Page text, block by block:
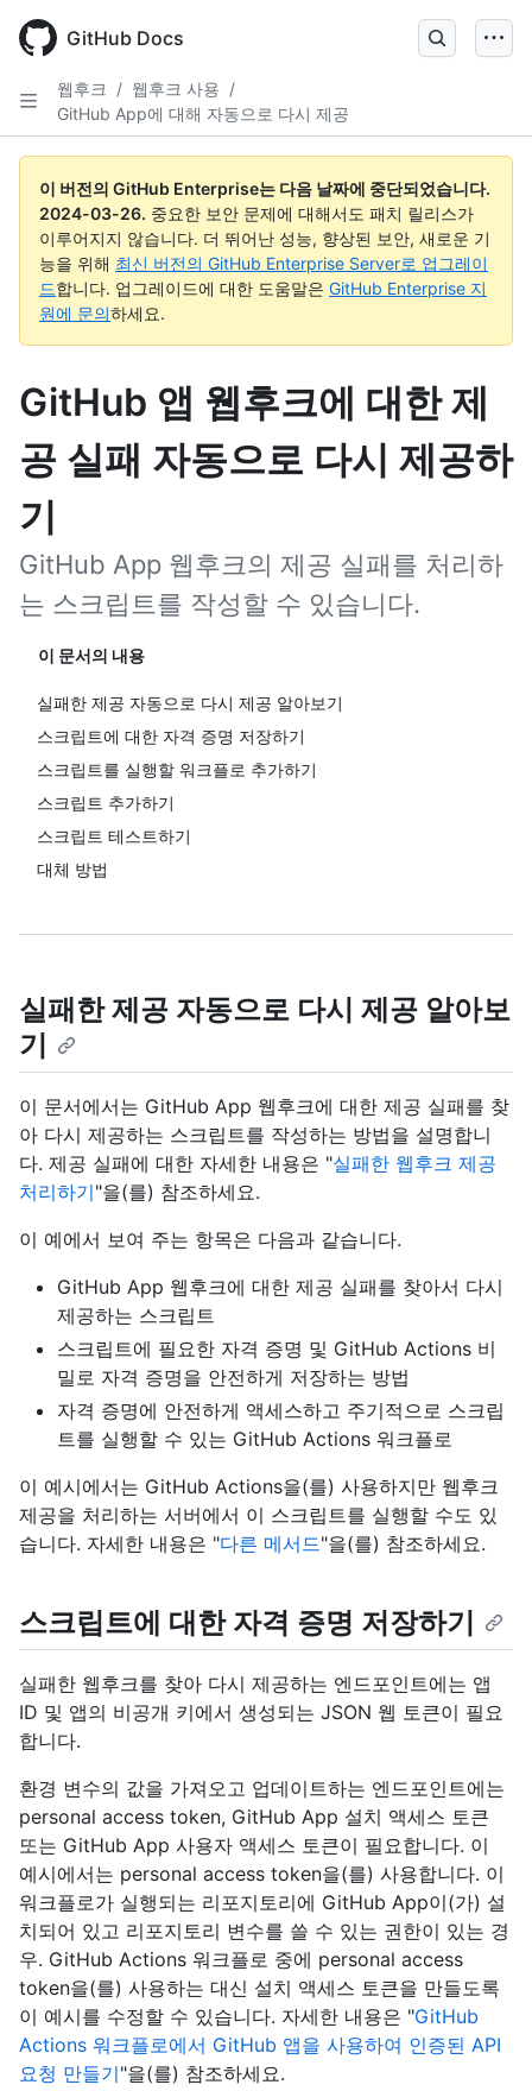
main
GitHub Docs
웹후크 / 웹후크 사용 /
GitHub App에 대해 자동으로 다시 제공
이 버전의 GitHub Enterprise는 다음 날짜에 중단되었습니다.
2024-03-26. 중요한 보안 문제에 대해서도 패치 릴리스가
이루어지지 않습니다. 더 뛰어난 성능, 향상된 보안, 새로운 기
능을 위해 최신 버전의 GitHub Enterprise Server로 업그레이
드합니다. 업그레이드에 대한 도움말은 GitHub Enterprise 지
원에 문의하세요.
GitHub 앱 웹후크에 대한 제
공 실패 자동으로 다시 제공하
기
GitHub App 웹후크의 제공 실패를 처리하
는 스크립트를 작성할 수 있습니다.
이 문서의 내용
실패한 제공 자동으로 다시 제공 알아보기
스크립트에 대한 자격 증명 저장하기
스크립트를 실행할 워크플로 추가하기
스크립트 추가하기
스크립트 테스트하기
대체 방법
실패한 제공 자동으로 다시 제공 알아보
기
이 문서에서는 GitHub App 웹후크에 대한 제공 실패를 찾
아 다시 제공하는 스크립트를 작성하는 방법을 설명합니
다. 제공 실패에 대한 자세한 내용은 "실패한 웹후크 제공
처리하기"을(를) 참조하세요.
이 예에서 보여 주는 항목은 다음과 같습니다.
GitHub App 웹후크에 대한 제공 실패를 찾아서 다시
제공하는 스크립트
스크립트에 필요한 자격 증명 및 GitHub Actions 비
밀로 자격 증명을 안전하게 저장하는 방법
자격 증명에 안전하게 액세스하고 주기적으로 스크립
트를 실행할 수 있는 GitHub Actions 워크플로
이 예시에서는 GitHub Actions을(를) 사용하지만 웹후크
제공을 처리하는 서버에서 이 스크립트를 실행할 수도 있
습니다. 자세한 내용은 "다른 메서드"을(를) 참조하세요.
스크립트에 대한 자격 증명 저장하기
실패한 웹후크를 찾아 다시 제공하는 엔드포인트에는 앱
ID 및 앱의 비공개 키에서 생성되는 JSON 웹 토큰이 필요
합니다.
환경 변수의 값을 가져오고 업데이트하는 엔드포인트에는
personal access token, GitHub App 설치 액세스 토큰
또는 GitHub App 사용자 액세스 토큰이 필요합니다. 이
예시에서는 personal access token을(를) 사용합니다. 이
워크플로가 실행되는 리포지토리에 GitHub App이(가) 설
치되어 있고 리포지토리 변수를 쓸 수 있는 권한이 있는 경
우. GitHub Actions 워크플로 중에 personal access
token을(를) 사용하는 대신 설치 액세스 토큰을 만들도록
이 예시를 수정할 수 있습니다. 자세한 내용은 "GitHub
Actions 워크플로에서 GitHub 앱을 사용하여 인증된 API
요청 만들기"을(를) 참조하세요.